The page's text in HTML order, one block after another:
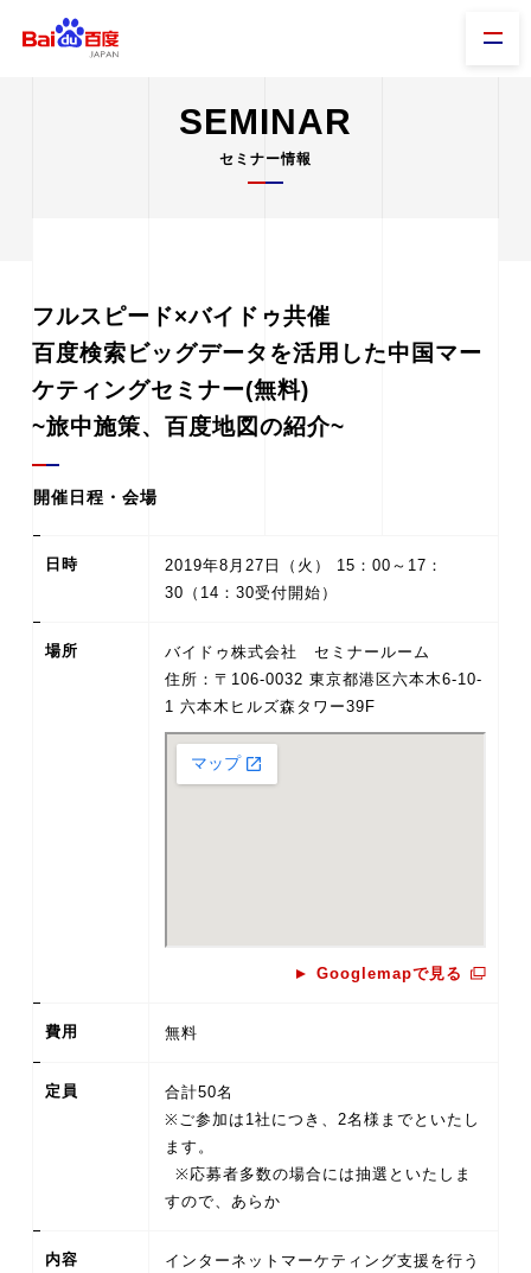
SEMINAR
セミナー情報
フルスピード×バイドゥ共催
百度検索ビッグデータを活用した中国マー
ケティングセミナー(無料)
~旅中施策、百度地図の紹介~
開催日程・会場
日時
2019年8月27日（火） 15：00～17：
30（14：30受付開始）
場所
バイドゥ株式会社 セミナールーム
住所：〒106-0032 東京都港区六本木6-10-
1 六本木ヒルズ森タワー39F
Googlemapで見る
費用 無料
定員
合計50名
※ご参加は1社につき、2名様までといたし
ます。
※応募者多数の場合には抽選といたしま
すので、あらか
内容
インターネットマーケティング支援を行う